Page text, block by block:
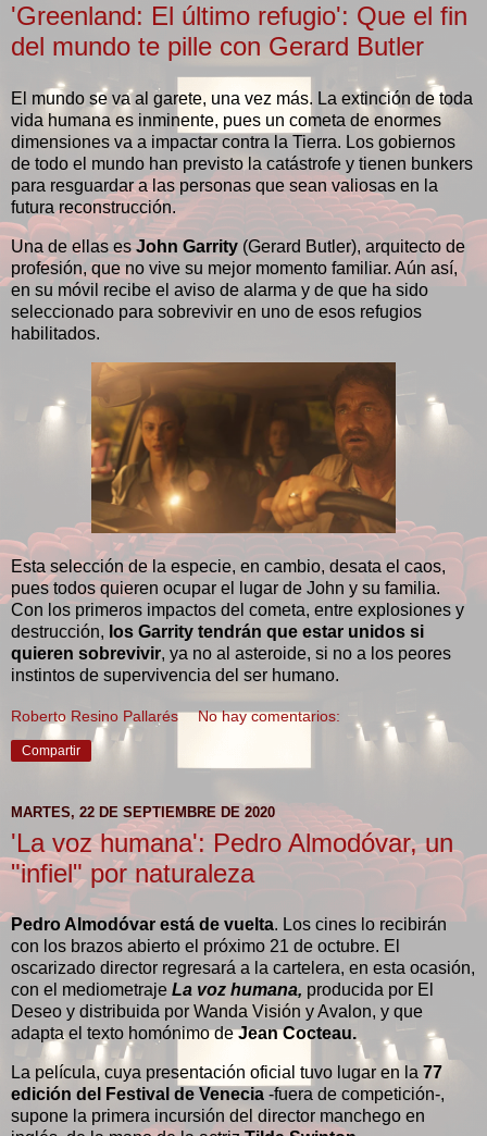
'Greenland: El último refugio': Que el fin
del mundo te pille con Gerard Butler
El mundo se va al garete, una vez más. La extinción de toda
vida humana es inminente, pues un cometa de enormes
dimensiones va a impactar contra la Tierra. Los gobiernos
de todo el mundo han previsto la catástrofe y tienen bunkers
para resguardar a las personas que sean valiosas en la
futura reconstrucción.
Una de ellas esJohn Garrity (Gerard Butler), arquitecto de
profesión, que no vive su mejor momento familiar. Aún así,
en su móvil recibe el aviso de alarma y de que ha sido
seleccionado para sobrevivir en uno de esos refugios
habilitados.
Esta selección de la especie, en cambio, desata el caos,
pues todos quieren ocupar el lugar de John y su familia.
Con los primeros impactos del cometa, entre explosiones y
destrucción, los Garrity tendrán que estar unidos si
quieren sobrevivir, ya no al asteroide, si no a los peores
instintos de supervivencia del ser humano.
Roberto Resino Pallarés No hay comentarios:
Compartir
MARTES, 22 DE SEPTIEMBRE DE 2020
'La voz humana': Pedro Almodóvar, un
"infiel" por naturaleza
Pedro Almodóvar está de vuelta. Los cines lo recibirán
con los brazos abierto el próximo 21 de octubre. El
oscarizado director regresará a la cartelera, en esta ocasión,
con el mediometraje La voz humana, producida por El
Deseo y distribuida por Wanda Visión y Avalon, y que
adapta el texto homónimo deJean Cocteau.
La película, cuya presentación oficial tuvo lugar en la 77
edición del Festival de Venecia -fuera de competición-,
supone la primera incursión del director manchego en